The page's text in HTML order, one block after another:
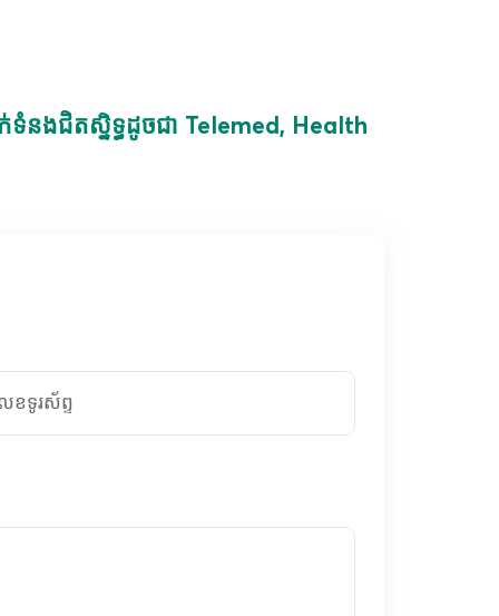
ទំនងជិតស្និទ្ធដូចជា Telemed, Health
ខទូរស័ព្ទ